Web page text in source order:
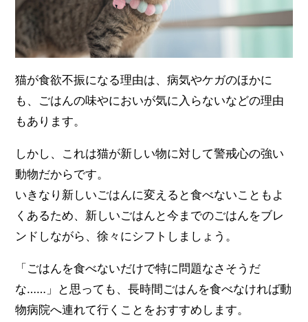
猫が食欲不振になる理由は、病気やケガのほかに
も、ごはんの味やにおいが気に入らないなどの理由
もあります。
しかし、これは猫が新しい物に対して警戒心の強い
動物だからです。
いきなり新しいごはんに変えると食べないこともよ
くあるため、新しいごはんと今までのごはんをブレ
ンドしながら、徐々にシフトしましょう。
「ごはんを食べないだけで特に問題なさそうだ
な……」と思っても、長時間ごはんを食べなければ動
物病院へ連れて行くことをおすすめします。